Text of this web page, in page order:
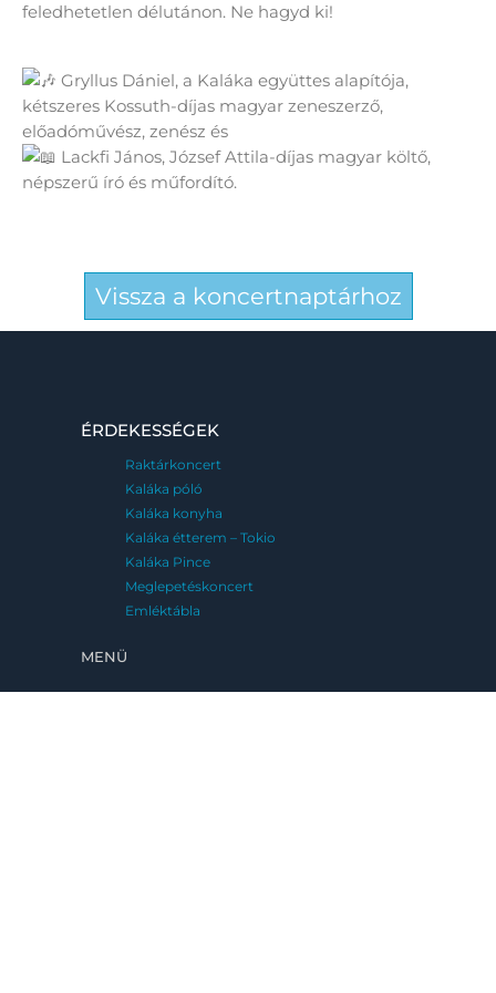
feledhetetlen délutánon. Ne hagyd ki!
Gryllus Dániel, a Kaláka együttes alapítója,
kétszeres Kossuth-díjas magyar zeneszerző,
előadóművész, zenész és
Lackfi János, József Attila-díjas magyar költő,
népszerű író és műfordító.
Vissza a koncertnaptárhoz
ÉRDEKESSÉGEK
Raktárkoncert
Kaláka póló
Kaláka konyha
Kaláka étterem – Tokio
Kaláka Pince
Meglepetéskoncert
Emléktábla
MENÜ